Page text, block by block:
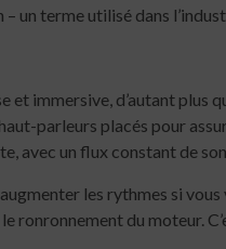
terme utilisé dans
immersive, d’autant plus
parleurs placés pour
avec un flux constant de
les rythmes si
du moteur.